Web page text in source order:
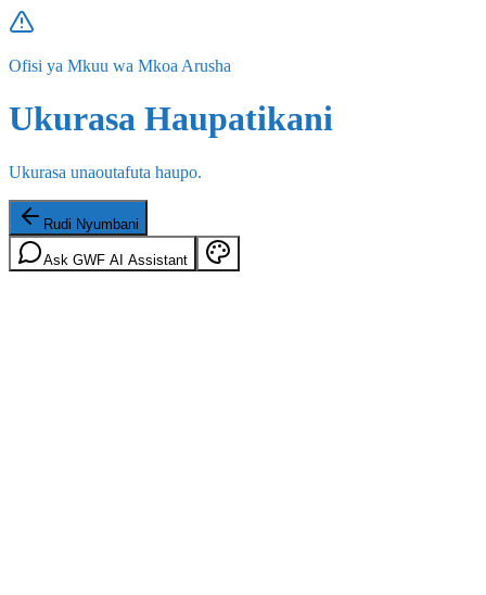
Ofisi ya Mkuu wa Mkoa Arusha
Ukurasa Haupatikani
Ukurasa unaoutafuta haupo.
Rudi Nyumbani
Ask GWF AI Assistant